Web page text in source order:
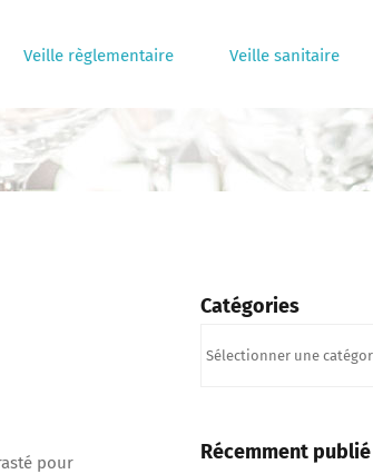
Veille règlementaire Veille sanitaire
pour
Catégories
Récemment publié